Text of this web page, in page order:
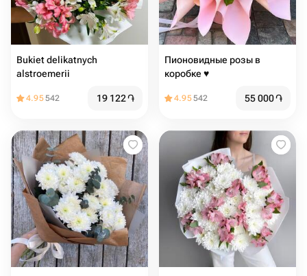
Bukiet delikatnych
alstroemerii
4.95542 19 122֏
Пионовидные розы в
коробке ♥️
4.95542 55 000֏